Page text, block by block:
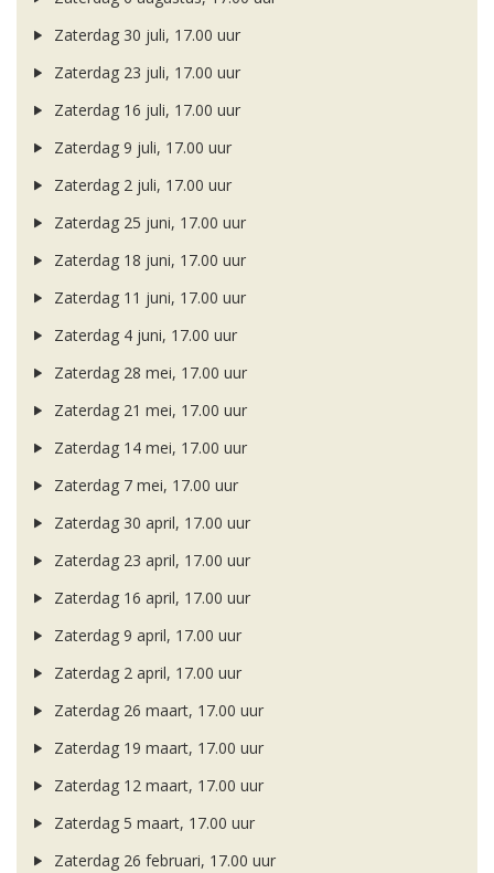
Zaterdag 30 juli, 17.00 uur
Zaterdag 23 juli, 17.00 uur
Zaterdag 16 juli, 17.00 uur
Zaterdag 9 juli, 17.00 uur
Zaterdag 2 juli, 17.00 uur
Zaterdag 25 juni, 17.00 uur
Zaterdag 18 juni, 17.00 uur
Zaterdag 11 juni, 17.00 uur
Zaterdag 4 juni, 17.00 uur
Zaterdag 28 mei, 17.00 uur
Zaterdag 21 mei, 17.00 uur
Zaterdag 14 mei, 17.00 uur
Zaterdag 7 mei, 17.00 uur
Zaterdag 30 april, 17.00 uur
Zaterdag 23 april, 17.00 uur
Zaterdag 16 april, 17.00 uur
Zaterdag 9 april, 17.00 uur
Zaterdag 2 april, 17.00 uur
Zaterdag 26 maart, 17.00 uur
Zaterdag 19 maart, 17.00 uur
Zaterdag 12 maart, 17.00 uur
Zaterdag 5 maart, 17.00 uur
Zaterdag 26 februari, 17.00 uur